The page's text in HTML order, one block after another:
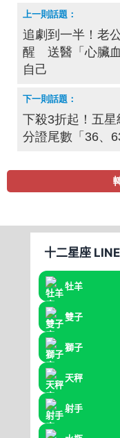
追劇到一半！老
醒 送醫「心臟
自己
下殺3折起！五
分證尾數「36、